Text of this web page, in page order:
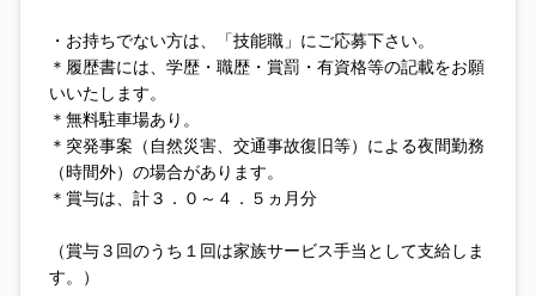
・お持ちでない方は、「技能職」にご応募下さい。
＊履歴書には、学歴・職歴・賞罰・有資格等の記載をお願
いいたします。
＊無料駐車場あり。
＊突発事案（自然災害、交通事故復旧等）による夜間勤務
（時間外）の場合があります。
＊賞与は、計３．０～４．５ヵ月分
（賞与３回のうち１回は家族サービス手当として支給しま
す。）